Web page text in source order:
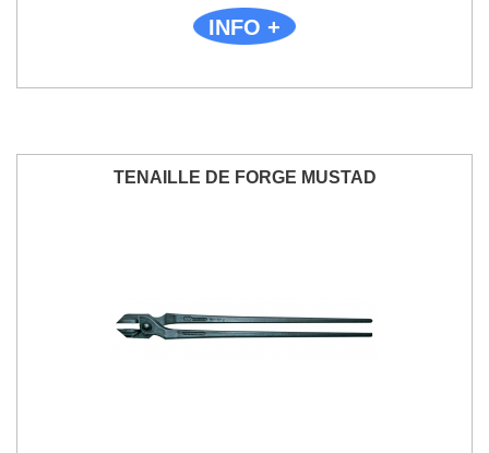
INFO +
TENAILLE DE FORGE MUSTAD